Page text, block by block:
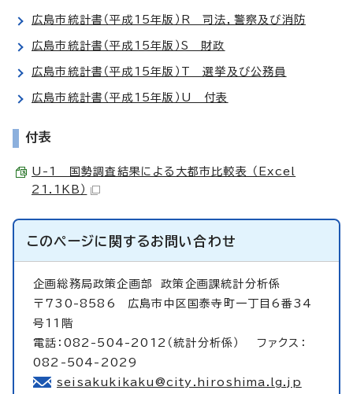
広島市統計書（平成15年版）R 司法，警察及び消防
広島市統計書（平成15年版）S 財政
広島市統計書（平成15年版）T 選挙及び公務員
広島市統計書（平成15年版）U 付表
付表
U-1 国勢調査結果による大都市比較表 （Excel
21.1KB）
このページに関するお問い合わせ
企画総務局政策企画部政策企画課統計分析係
〒730-8586 広島市中区国泰寺町一丁目6番34
号11階
電話：082-504-2012（統計分析係） ファクス：
082-504-2029
seisakukikaku@city.hiroshima.lg.jp